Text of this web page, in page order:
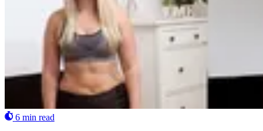
6 min read